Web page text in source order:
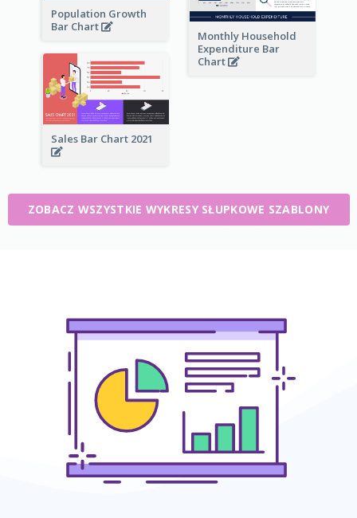
Population Growth
Bar Chart
Monthly Household
Expenditure Bar
Chart
Sales Bar Chart 2021
ZOBACZ WSZYSTKIE WYKRESY SŁUPKOWE SZABLONY